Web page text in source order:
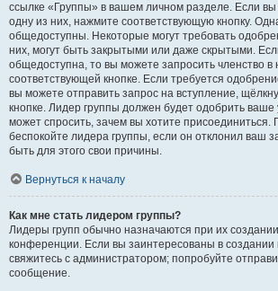
ссылке «Группы» в вашем личном разделе. Если вы
одну из них, нажмите соответствующую кнопку.
общедоступны. Некоторые могут требовать
них, могут быть закрытыми или даже скрытыми.
общедоступна, то вы можете запросить членство в
соответствующей кнопке. Если требуется
вы можете отправить запрос на вступление,
кнопке. Лидер группы должен будет одобрить ваше
может спросить, зачем вы хотите присоединиться.
беспокойте лидера группы, если он отклонил ваш
быть для этого свои причины.
Вернуться к началу
Как мне стать лидером группы?
Лидеры групп обычно назначаются при их
конференции. Если вы заинтересованы в создании
свяжитесь с администратором; попробуйте
сообщение.